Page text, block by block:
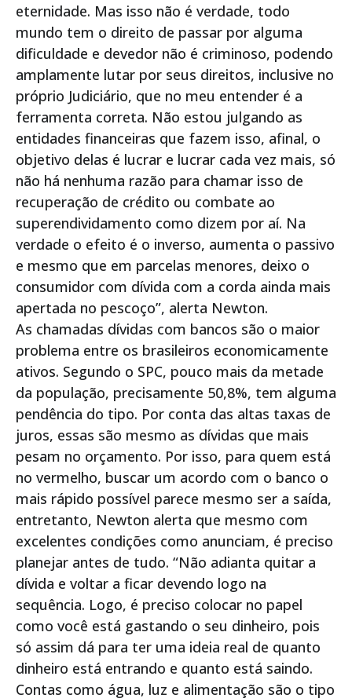
eternidade. Mas isso não é verdade, todo
mundo tem o direito de passar por alguma
dificuldade e devedor não é criminoso, podendo
amplamente lutar por seus direitos, inclusive no
próprio Judiciário, que no meu entender é a
ferramenta correta. Não estou julgando as
entidades financeiras que fazem isso, afinal, o
objetivo delas é lucrar e lucrar cada vez mais, só
não há nenhuma razão para chamar isso de
recuperação de crédito ou combate ao
superendividamento como dizem por aí. Na
verdade o efeito é o inverso, aumenta o passivo
e mesmo que em parcelas menores, deixo o
consumidor com dívida com a corda ainda mais
apertada no pescoço”, alerta Newton.
As chamadas dívidas com bancos são o maior
problema entre os brasileiros economicamente
ativos. Segundo o SPC, pouco mais da metade
da população, precisamente 50,8%, tem alguma
pendência do tipo. Por conta das altas taxas de
juros, essas são mesmo as dívidas que mais
pesam no orçamento. Por isso, para quem está
no vermelho, buscar um acordo com o banco o
mais rápido possível parece mesmo ser a saída,
entretanto, Newton alerta que mesmo com
excelentes condições como anunciam, é preciso
planejar antes de tudo. “Não adianta quitar a
dívida e voltar a ficar devendo logo na
sequência. Logo, é preciso colocar no papel
como você está gastando o seu dinheiro, pois
só assim dá para ter uma ideia real de quanto
dinheiro está entrando e quanto está saindo.
Contas como água, luz e alimentação são o tipo